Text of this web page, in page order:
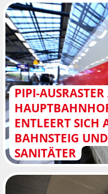
PIPI-
ENTLEERT SICH
BAHNSTEIG
SANITÄTER